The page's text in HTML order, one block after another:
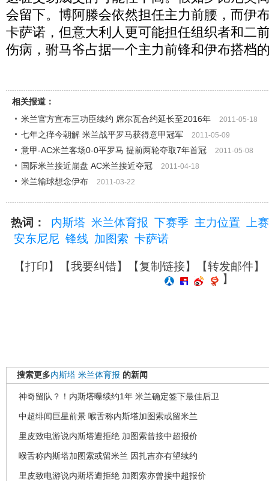
会留下。博阿滕会依然担任主力前腰，而伊
卡萨诺，但意大利人更可能担任组织者和二
伤病，驸马爷占据一个主力前锋和伊布搭档
相关报道：
米兰官方宣布三功臣续约 席尔瓦合约延长至2016年
2011-05-18
七年之痒今朝解 米兰战平罗马获得意甲冠军 2011-05-09
意甲-AC米兰客场0-0平罗马 提前两轮夺取7年首冠 2011-05-08
国际米兰接近崩盘 AC米兰接近夺冠 2011-04-18
米兰输球想念伊布 2011-03-22
热词： 内斯塔 米兰体育报 下赛季 主力位置
上
安东尼尼 锋线 加图索 卡萨诺
【打印】【我要纠错】【复制链接】【转发邮件】
】
搜索更多内斯塔 米兰体育报 的新闻
神奇留队？！内斯塔曝续约1年 米兰确定签下最佳后卫
中超绯闻巨星前景 喉舌称内斯塔加图索或留米兰
里皮致电游说内斯塔遭拒绝 加图索曾接中超报价
喉舌称内斯塔加图索或留米兰 因扎吉亦有望续约
里皮致电游说内斯塔遭拒绝 加图索亦曾接中超报价